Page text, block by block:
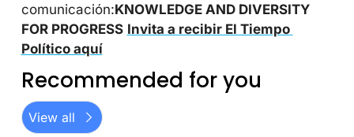
comunicación:KNOWLEDGE AND DIVERSITY
FOR PROGRESS Invita a recibir El Tiempo
Político aquí
Recommended for you
View all